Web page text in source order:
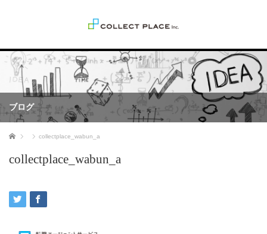
ブログ
ホーム collectplace_wabun_a
collectplace_wabun_a